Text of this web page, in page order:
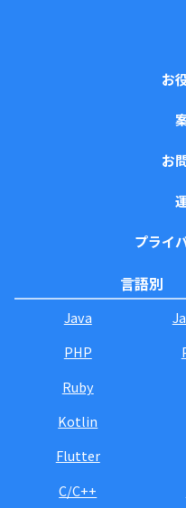
お
お
プライ
言語別
Java
PHP
Ruby
Kotlin
Flutter
C/C++